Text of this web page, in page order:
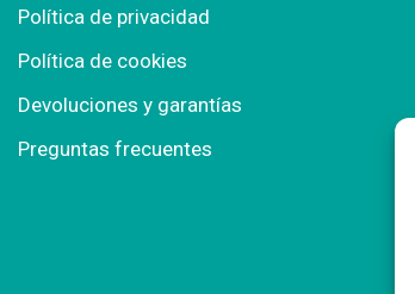
Política de privacidad
Política de cookies
Devoluciones y garantías
Preguntas frecuentes